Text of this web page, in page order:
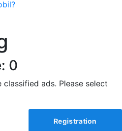
0
ads. Please select
Registration